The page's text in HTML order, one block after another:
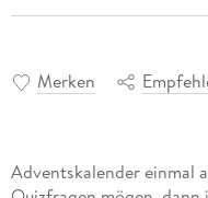
Merken
Adventskalender einmal